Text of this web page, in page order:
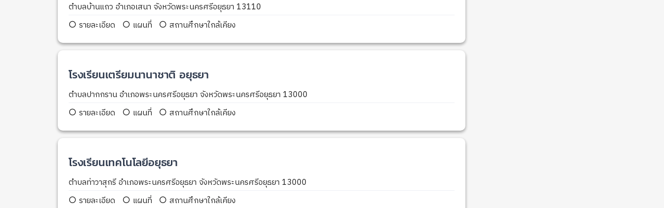
ตำบลบ้านแถว อำเภอเสนา จังหวัดพระนครศรีอยุธยา 13110
รายละเอียด
แผนที่ สถานศึกษาใกล้เคียง
โรงเรียนเตรียมนานาชาติ อยุธยา
ตำบลปากกราน อำเภอพระนครศรีอยุธยา จังหวัดพระนครศรีอยุธยา 13000
รายละเอียด
แผนที่ สถานศึกษาใกล้เคียง
โรงเรียนเทคโนโลยีอยุธยา
ตำบลท่าวาสุกรี อำเภอพระนครศรีอยุธยา จังหวัดพระนครศรีอยุธยา 13000
รายละเอียด
แผนที่ สถานศึกษาใกล้เคียง